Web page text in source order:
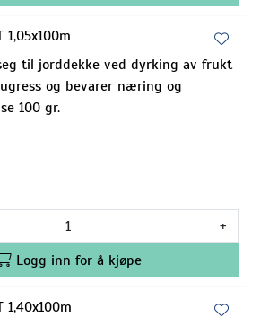
1,05x100m
til jorddekke ved dyrking av frukt
og bevarer næring og
100 gr.
+
Logg inn for å kjøpe
1,40x100m